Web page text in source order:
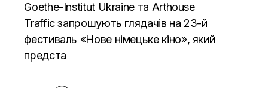
Goethe-Institut Ukraine та Arthouse
Traffic запрошують глядачів на 23-й
фестиваль «Нове німецьке кіно», який
предста